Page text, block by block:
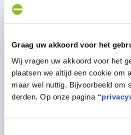
Graag uw akkoord voor het
Wij vragen uw akkoord voor het
plaatsen we altijd een cookie om
maar wel nuttig. Bijvoorbeeld om
derden. Op onze pagina